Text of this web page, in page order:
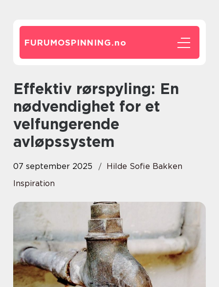
FURUMOSPINNING.no
Effektiv rørspyling: En
nødvendighet for et
velfungerende
avløpssystem
07 september 2025
Hilde Sofie Bakken
Inspiration